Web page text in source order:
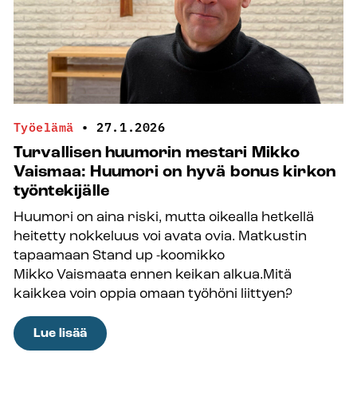
että
kausityön
rekrytointi
olisi yhtenevää,
läpinäkyvää ja
työntekijää
arvostavaa”
Työelämä • 27.1.2026
Turvallisen huumorin mestari Mikko
Vaismaa: Huumori on hyvä bonus kirkon
työntekijälle
Huumori on aina riski, mutta oikealla hetkellä
heitetty nokkeluus voi avata ovia. Matkustin
tapaamaan Stand up -koomikko
Mikko Vaismaata ennen keikan alkua.Mitä
kaikkea voin oppia omaan työhöni liittyen?
Lue lisää:
Turvallisen